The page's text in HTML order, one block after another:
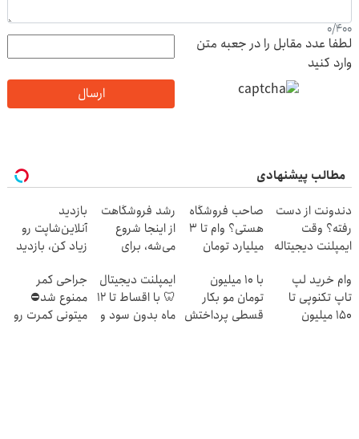
0/400
لطفا عدد مقابل را در جعبه متن
وارد کنید
ارسال
مطالب پیشنهادی
دندونت از دست
رفته؟ وقت
ایمپلنت دیجیتاله
صاحب فروشگاه
هستی؟ وام تا ۳
میلیارد تومان
رشد فروشگاهت
از اینجا شروع
می‌شه، برای
آماده‌ای؟
بازدید
آنلاین‌شاپت رو
زیاد کن، بازدید
بیشتر
وام خرید لپ
تاپ تکنوپی تا
150 میلیون
با 10 میلیون
تومان مو بکار
قسطی پرداختش
ایمپلنت دیجیتال
🦷 با اقساط تا 12
ماه بدون سود و
جراحی کمر
ممنوع شد⛔
میتونی کمرت رو